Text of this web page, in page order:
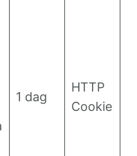
1 dag
HTTP
Cookie